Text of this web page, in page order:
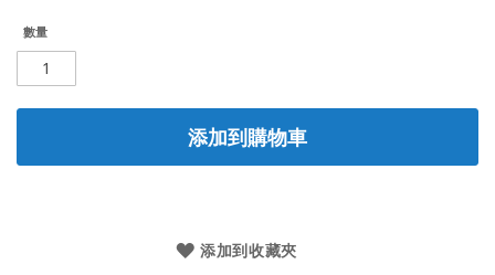
數量
添加到購物車
添加到收藏夾